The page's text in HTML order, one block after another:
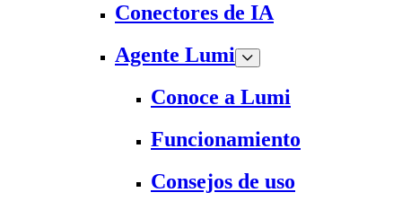
Conectores de IA
Agente Lumi
Conoce a Lumi
Funcionamiento
Consejos de uso